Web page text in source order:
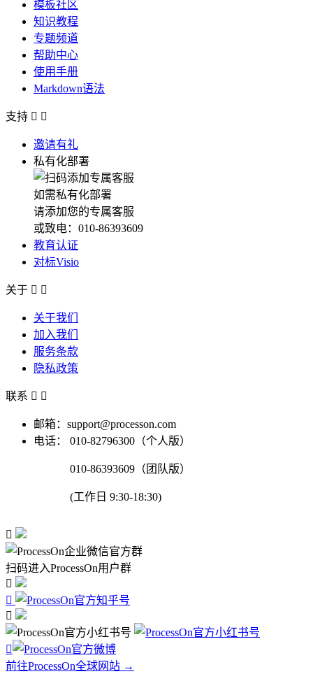
模板社区
知识教程
专题频道
帮助中心
使用手册
Markdown语法
支持  
邀请有礼
私有化部署
如需私有化部署
请添加您的专属客服
或致电：010-86393609
教育认证
对标Visio
关于  
关于我们
加入我们
服务条款
隐私政策
联系  
邮箱：support@processon.com
电话：
010-82796300（个人版）
010-86393609（团队版）
(工作日 9:30-18:30)

扫码进入ProcessOn用户群




前往ProcessOn全球网站 →